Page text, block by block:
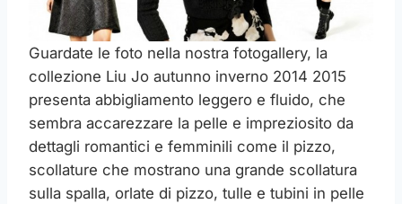
Guardate le foto nella nostra fotogallery, la
collezione Liu Jo autunno inverno 2014 2015
presenta abbigliamento leggero e fluido, che
sembra accarezzare la pelle e impreziosito da
dettagli romantici e femminili come il pizzo,
scollature che mostrano una grande scollatura
sulla spalla, orlate di pizzo, tulle e tubini in pelle